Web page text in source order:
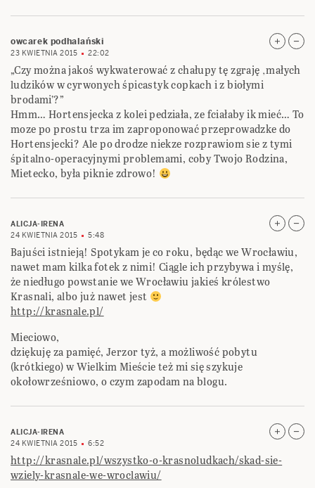
owcarek podhalański
23 KWIETNIA 2015 22:02
„Czy można jakoś wykwaterować z chałupy tę zgraję ‚małych
ludzików w cyrwonych śpicastyk copkach i z biołymi
brodami’?”
Hmm… Hortensjecka z kolei pedziała, ze fciałaby ik mieć… To
moze po prostu trza im zaproponować przeprowadzke do
Hortensjecki? Ale po drodze niekze rozprawiom sie z tymi
śpitalno-operacyjnymi problemami, coby Twojo Rodzina,
Mietecko, była piknie zdrowo!
ALICJA-IRENA
24 KWIETNIA 2015
5:48
Bajuści istnieją! Spotykam je co roku, będąc we Wrocławiu,
nawet mam kilka fotek z nimi! Ciągle ich przybywa i myślę,
że niedługo powstanie we Wrocławiu jakieś królestwo
Krasnali, albo już nawet jest
http://krasnale.pl/
Mieciowo,
dziękuję za pamięć, Jerzor tyż, a możliwość pobytu
(krótkiego) w Wielkim Mieście też mi się szykuje
okołowrześniowo, o czym zapodam na blogu.
ALICJA-IRENA
24 KWIETNIA 2015
6:52
http://krasnale.pl/wszystko-o-krasnoludkach/skad-sie-
wziely-krasnale-we-wroclawiu/